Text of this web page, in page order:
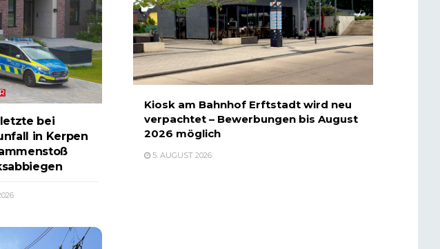
bei
in Kerpen
Kiosk am Bahnhof Erftstadt wird neu
verpachtet – Bewerbungen bis August
2026 möglich
5. AUGUST 2026